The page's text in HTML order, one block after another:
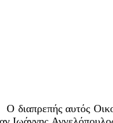
Ο διαπρεπής αυτός